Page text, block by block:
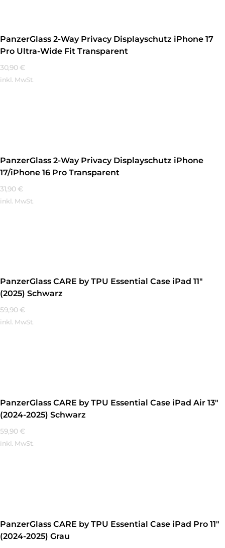
PanzerGlass 2-Way Privacy Displayschutz iPhone 17
Pro Ultra-Wide Fit Transparent
30,90 €
inkl. MwSt.
PanzerGlass 2-Way Privacy Displayschutz iPhone
17/iPhone 16 Pro Transparent
31,90 €
inkl. MwSt.
PanzerGlass CARE by TPU Essential Case iPad 11″
(2025) Schwarz
59,90 €
inkl. MwSt.
PanzerGlass CARE by TPU Essential Case iPad Air 13″
(2024-2025) Schwarz
59,90 €
inkl. MwSt.
PanzerGlass CARE by TPU Essential Case iPad Pro 11″
(2024-2025) Grau